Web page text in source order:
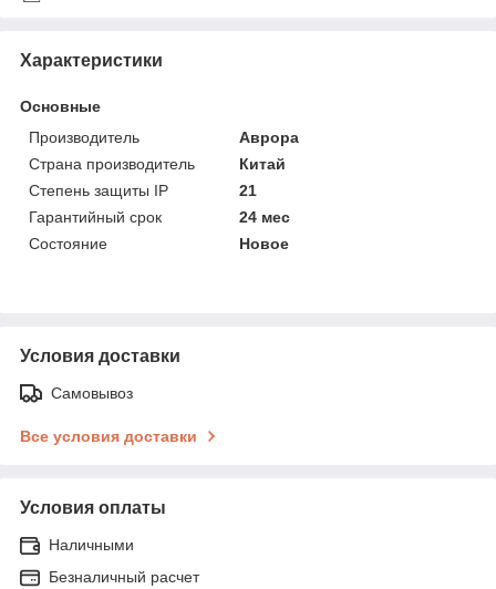
Характеристики
Основные
Производитель
Аврора
Страна производитель
Китай
Степень защиты IP
21
Гарантийный срок
24 мес
Состояние
Новое
Условия доставки
Самовывоз
Все условия доставки
Условия оплаты
Наличными
Безналичный расчет